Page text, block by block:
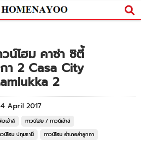
น์โฮม คาซ่า ซิตี้
า 2 Casa City
2
April 2017
เฮ้าส์
ทาวน์โฮม / ทาวน์เฮ้าส์
วน์โฮม ปทุมธานี
ทาวน์โฮม อำเภอลำลูกกา